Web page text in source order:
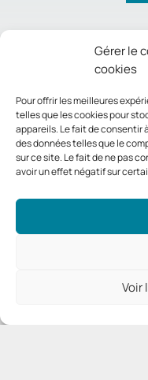
Gérer le
cookies
Pour offrir les meilleures
telles que les cookies pour
appareils. Le fait de consentir
des données telles que le
sur ce site. Le fait de ne pas
avoir un effet négatif sur
Voir